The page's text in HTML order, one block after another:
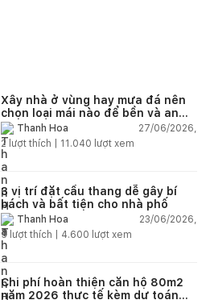
Xây nhà ở vùng hay mưa đá nên
chọn loại mái nào để bền và an
toàn?Thanh Hoa
27/06/2026,
2 lượt thích | 11.040 lượt xem
3 vị trí đặt cầu thang dễ gây bí
bách và bất tiện cho nhà phố
Thanh Hoa
23/06/2026,
5 lượt thích | 4.600 lượt xem
Chi phí hoàn thiện căn hộ 80m2
năm 2026 thực tế kèm dự toán